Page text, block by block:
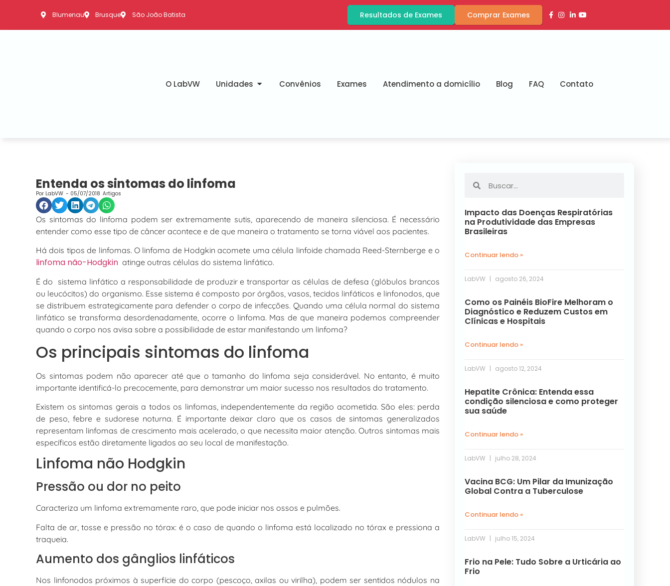
Blumenau Brusque São João Batista Resultados de Exames Comprar Exames
O LabVW Unidades Convênios Exames Atendimento a domicílio Blog FAQ Contato
Entenda os sintomas do linfoma
Por LabVW - 05/07/2018 Artigos
Os sintomas do linfoma podem ser extremamente sutis, aparecendo de maneira silenciosa. É necessário
entender como esse tipo de câncer acontece e de que maneira o tratamento se torna viável aos pacientes.
Há dois tipos de linfomas. O linfoma de Hodgkin acomete uma célula linfoide chamada Reed-Sternberge e o
linfoma não-Hodgkin atinge outras células do sistema linfático.
É do sistema linfático a responsabilidade de produzir e transportar as células de defesa (glóbulos brancos
ou leucócitos) do organismo. Esse sistema é composto por órgãos, vasos, tecidos linfáticos e linfonodos, que
se distribuem estrategicamente para defender o corpo de infecções. Quando uma célula normal do sistema
linfático se transforma desordenadamente, ocorre o linfoma. Mas de que maneira podemos compreender
quando o corpo nos avisa sobre a possibilidade de estar manifestando um linfoma?
Os principais sintomas do linfoma
Os sintomas podem não aparecer até que o tamanho do linfoma seja considerável. No entanto, é muito
importante identificá-lo precocemente, para demonstrar um maior sucesso nos resultados do tratamento.
Existem os sintomas gerais a todos os linfomas, independentemente da região acometida. São eles: perda
de peso, febre e sudorese noturna. É importante deixar claro que os casos de sintomas generalizados
representam linfomas de crescimento mais acelerado, o que necessita maior atenção. Outros sintomas mais
específicos estão diretamente ligados ao seu local de manifestação.
Linfoma não Hodgkin
Pressão ou dor no peito
Caracteriza um linfoma extremamente raro, que pode iniciar nos ossos e pulmões.
Falta de ar, tosse e pressão no tórax: é o caso de quando o linfoma está localizado no tórax e pressiona a
traqueia.
Aumento dos gânglios linfáticos
Nos linfonodos próximos à superfície do corpo (pescoço, axilas ou virilha), podem ser sentidos nódulos na
Impacto das Doenças Respiratórias
na Produtividade das Empresas
Brasileiras
Continuar lendo »
LabVW agosto 26, 2024
Como os Painéis BioFire Melhoram o
Diagnóstico e Reduzem Custos em
Clínicas e Hospitais
Continuar lendo »
LabVW agosto 12, 2024
Hepatite Crônica: Entenda essa
condição silenciosa e como proteger
sua saúde
Continuar lendo »
LabVW julho 28, 2024
Vacina BCG: Um Pilar da Imunização
Global Contra a Tuberculose
Continuar lendo »
LabVW julho 15, 2024
Frio na Pele: Tudo Sobre a Urticária ao
Frio